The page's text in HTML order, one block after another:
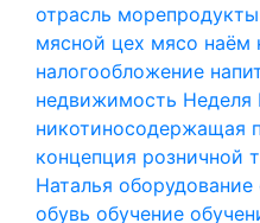
отрасль морепродукты
мясной цех мясо наём
налогообложение
недвижимость Неделя
никотиносодержащая
концепция розничной
Наталья оборудование
обувь обучение